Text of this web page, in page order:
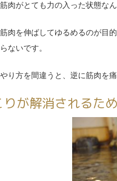
肉がとても力の入った状態なん
肉を伸ばしてゆるめるのが目
ないです。
り方を間違うと、逆に筋肉を
りが解消されるた